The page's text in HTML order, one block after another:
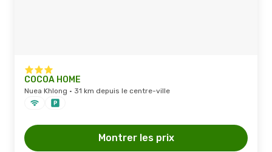
COCOA HOME
Nuea Khlong · 31 km depuis le centre-ville
Montrer les prix